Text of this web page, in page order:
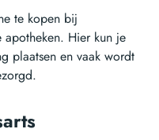
te kopen bij
apotheken. Hier kun je
plaatsen en vaak wordt